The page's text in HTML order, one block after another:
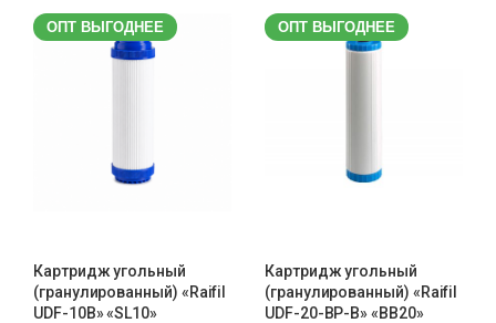
ОПТ ВЫГОДНЕЕ
Картридж угольный
(гранулированный) «Raifil
UDF-10B» «SL10»
ОПТ ВЫГОДНЕЕ
Картридж угольный
(гранулированный) «Raifil
UDF-20-BP-B» «BB20»